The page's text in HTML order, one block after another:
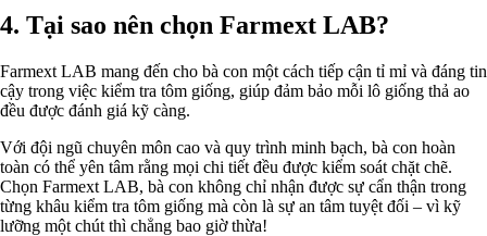
4. Tại sao nên chọn Farmext LAB?
Farmext LAB mang đến cho bà con một cách tiếp cận tỉ mỉ và đáng tin
cậy trong việc kiểm tra tôm giống, giúp đảm bảo mỗi lô giống thả ao
đều được đánh giá kỹ càng.
Với đội ngũ chuyên môn cao và quy trình minh bạch, bà con hoàn
toàn có thể yên tâm rằng mọi chi tiết đều được kiểm soát chặt chẽ.
Chọn Farmext LAB, bà con không chỉ nhận được sự cẩn thận trong
từng khâu kiểm tra tôm giống mà còn là sự an tâm tuyệt đối – vì kỹ
lưỡng một chút thì chẳng bao giờ thừa!